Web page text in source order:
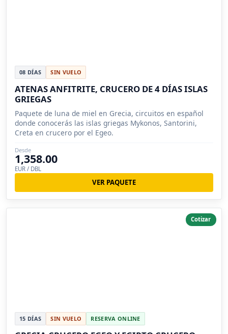
08 DÍAS SIN VUELO
ATENAS ANFITRITE, CRUCERO DE 4 DÍAS ISLAS
GRIEGAS
Paquete de luna de miel en Grecia, circuitos en español
donde conocerás las islas griegas Mykonos, Santorini,
Creta en crucero por el Egeo.
Desde
1,358.00
EUR / DBL
VER PAQUETE
Cotizar
15 DÍAS SIN VUELO RESERVA ONLINE